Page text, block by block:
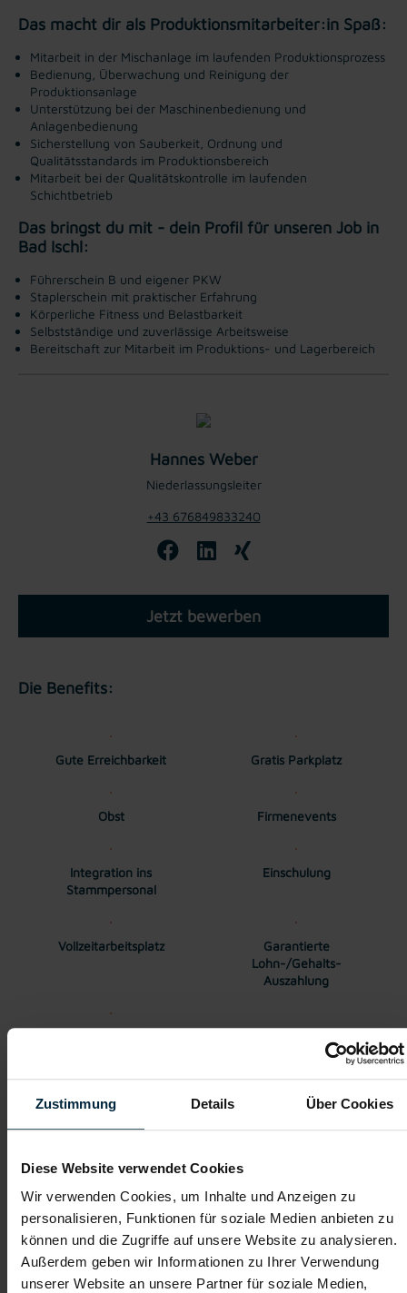
Zustimmung Details Über Cookies
Diese Website verwendet Cookies
Wir verwenden Cookies, um Inhalte und Anzeigen zu
personalisieren, Funktionen für soziale Medien anbieten zu
können und die Zugriffe auf unsere Website zu analysieren.
Außerdem geben wir Informationen zu Ihrer Verwendung
unserer Website an unsere Partner für soziale Medien,
Das macht dir als Produktionsmitarbeiter:in Spaß:
Mitarbeit in der Mischanlage im laufenden Produktionsprozess
Bedienung, Überwachung und Reinigung der
Produktionsanlage
Unterstützung bei der Maschinenbedienung und
Anlagenbedienung
Sicherstellung von Sauberkeit, Ordnung und
Qualitätsstandards im Produktionsbereich
Mitarbeit bei der Qualitätskontrolle im laufenden
Schichtbetrieb
Das bringst du mit - dein Profil für unseren Job in ​
Bad Ischl:
Führerschein B und eigener PKW
Staplerschein mit praktischer Erfahrung
Körperliche Fitness und Belastbarkeit
Selbstständige und zuverlässige Arbeitsweise
Bereitschaft zur Mitarbeit im Produktions- und Lagerbereich
Hannes Weber
Niederlassungsleiter
+43 676849833240
Jetzt bewerben
Die Benefits:
Gute Erreichbarkeit Gratis Parkplatz
Obst Firmenevents
Integration ins
Stammpersonal
Einschulung
Vollzeitarbeitsplatz
Garantierte
Lohn-/Gehalts-
Auszahlung
Gehalt
monatlich. Überzahlung auf Grund von Qualifikation und
Berufserfahrung möglich.
Berger Personal
Regional. Persönlich. Verlässlich.